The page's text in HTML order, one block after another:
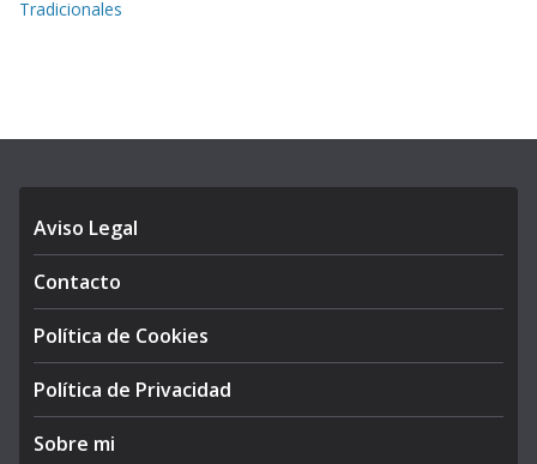
Tradicionales
Aviso Legal
Contacto
Política de Cookies
Política de Privacidad
Sobre mi